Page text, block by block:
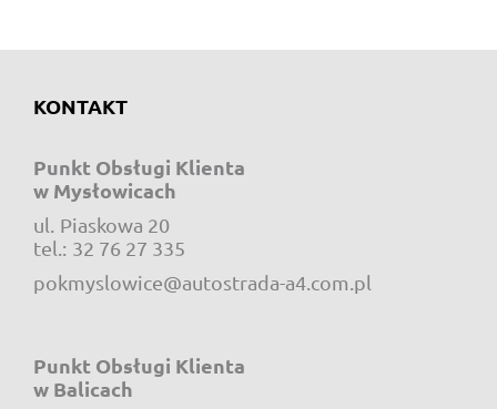
KONTAKT
Punkt Obsługi Klienta
w Mysłowicach
ul. Piaskowa 20
tel.: 32 76 27 335
pokmyslowice@autostrada-a4.com.pl
Punkt Obsługi Klienta
w Balicach